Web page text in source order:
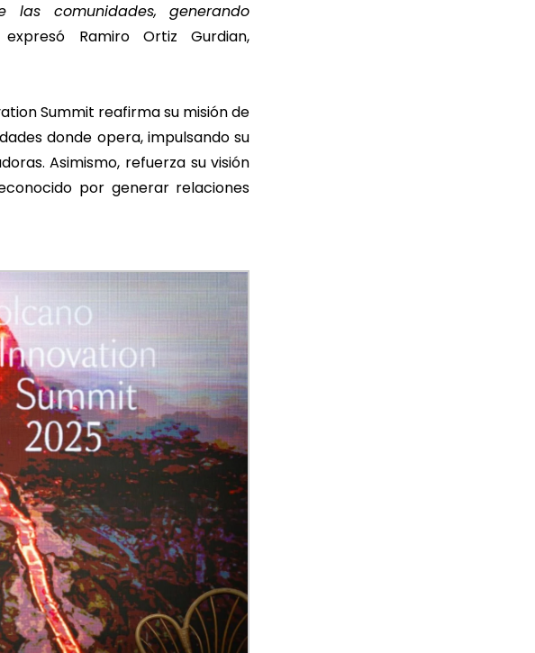
comunidades, generando
expresó Ramiro Ortiz Gurdian,
Summit reafirma su misión de
donde opera, impulsando su
Asimismo, refuerza su visión
por generar relaciones